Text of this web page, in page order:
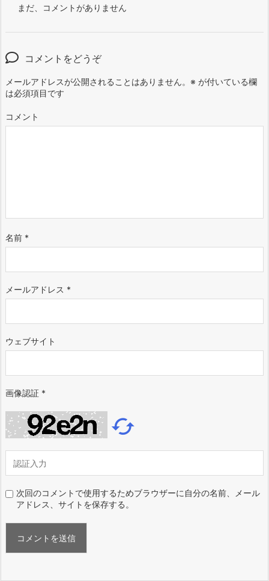
まだ、コメントがありません
コメントをどうぞ
メールアドレスが公開されることはありません。 ※ が付いている欄
は必須項目です
コメント
名前 *
メールアドレス *
ウェブサイト
画像認証 *

次回のコメントで使用するためブラウザーに自分の名前、メール
アドレス、サイトを保存する。